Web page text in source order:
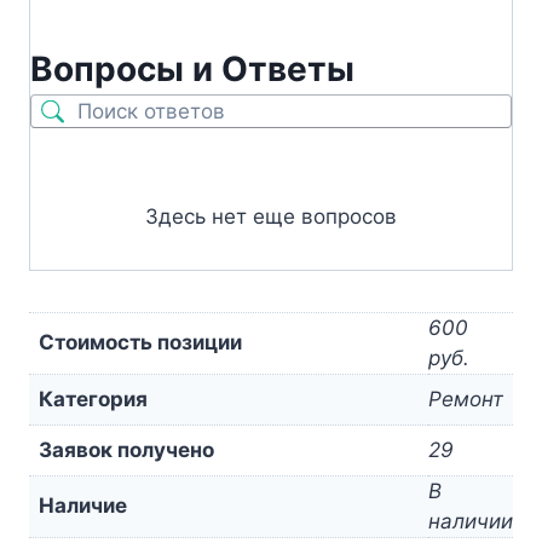
Вопросы и Ответы
Здесь нет еще вопросов
Стоимость позиции
600
руб.
Категория
Ремонт
Заявок получено 29
Наличие
В
наличии